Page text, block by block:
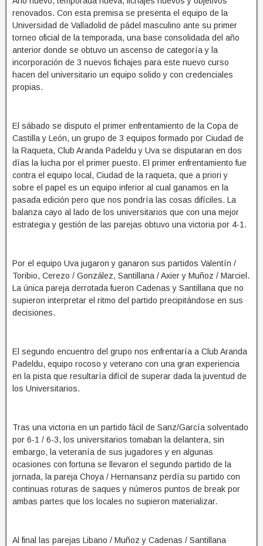
renovados. Con esta premisa se presenta el equipo de la
Universidad de Valladolid de pádel masculino ante su primer
torneo oficial de la temporada, una base consolidada del año
anterior donde se obtuvo un ascenso de categoría y la
incorporación de 3 nuevos fichajes para este nuevo curso
hacen del universitario un equipo solido y con credenciales
propias.
El sábado se disputo el primer enfrentamiento de la Copa de
Castilla y León, un grupo de 3 equipos formado por Ciudad de
la Raqueta, Club Aranda Padeldu y Uva se disputaran en dos
días la lucha por el primer puesto. El primer enfrentamiento fue
contra el equipo local, Ciudad de la raqueta, que a priori y
sobre el papel es un equipo inferior al cual ganamos en la
pasada edición pero que nos pondría las cosas difíciles. La
balanza cayo al lado de los universitarios que con una mejor
estrategia y gestión de las parejas obtuvo una victoria por 4-1.
Por el equipo Uva jugaron y ganaron sus partidos Valentín /
Toribio, Cerezo / González, Santillana / Axier y Muñoz / Marciel.
La única pareja derrotada fueron Cadenas y Santillana que no
supieron interpretar el ritmo del partido precipitándose en sus
decisiones.
El segundo encuentro del grupo nos enfrentaría a Club Aranda
Padeldu, equipo rocoso y veterano con una gran experiencia
en la pista que resultaría difícil de superar dada la juventud de
los Universitarios.
Tras una victoria en un partido fácil de Sanz/García solventado
por 6-1 / 6-3, los universitarios tomaban la delantera, sin
embargo, la veteranía de sus jugadores y en algunas
ocasiones con fortuna se llevaron el segundo partido de la
jornada, la pareja Choya / Hernansanz perdía su partido con
continuas roturas de saques y números puntos de break por
ambas partes que los locales no supieron materializar.
Al final las parejas Libano / Muñoz y Cadenas / Santillana